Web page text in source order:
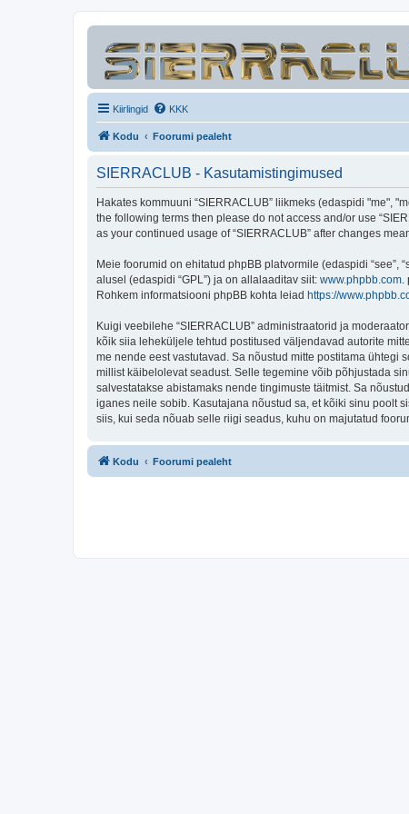
Kiirlingid KKK
Kodu Foorumi pealeht
SIERRACLUB - Kasutamistingimused
Hakates kommuuni “SIERRACLUB” liikmeks (edaspidi "me",
the following terms then please do not access and/or use
as your continued usage of “SIERRACLUB” after changes
Meie foorumid on ehitatud phpBB platvormile (edaspidi “see”,
alusel (edaspidi “GPL”) ja on allalaaditav siit: www.phpbb.com.
Rohkem informatsiooni phpBB kohta leiad https://
Kuigi veebilehe “SIERRACLUB” administraatorid ja
kõik siia leheküljele tehtud postitused väljendavad autorite
me nende eest vastutavad. Sa nõustud mitte postitama
millist käibelolevat seadust. Selle tegemine võib põhjustada
salvestatakse abistamaks nende tingimuste täitmist. Sa
iganes neile sobib. Kasutajana nõustud sa, et kõiki sinu poolt
siis, kui seda nõuab selle riigi seadus, kuhu on majutatud
Kodu Foorumi pealeht